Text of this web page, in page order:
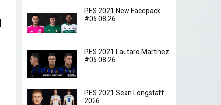
PES 2021 New Facepack
#05.08.26
PES 2021 Lautaro Martínez
#05.08.26
PES 2021 Sean Longstaff
2026